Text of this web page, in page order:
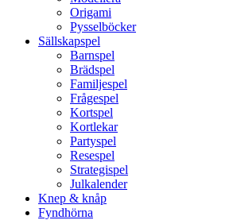
Origami
Pysselböcker
Sällskapspel
Barnspel
Brädspel
Familjespel
Frågespel
Kortspel
Kortlekar
Partyspel
Resespel
Strategispel
Julkalender
Knep & knåp
Fyndhörna